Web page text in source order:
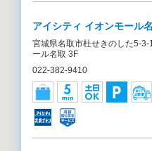
アイシティ イオンモール
宮城県名取市杜せきのした5-3-
ール名取 3F
022-382-9410